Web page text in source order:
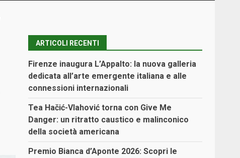
ARTICOLI RECENTI
Firenze inaugura L’Appalto: la nuova galleria
dedicata all’arte emergente italiana e alle
connessioni internazionali
Tea Hačić-Vlahović torna con Give Me
Danger: un ritratto caustico e malinconico
della società americana
Premio Bianca d’Aponte 2026: Scopri le